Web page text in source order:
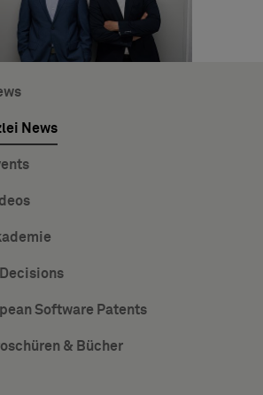
News
Decisions
Software Patents
& Bücher